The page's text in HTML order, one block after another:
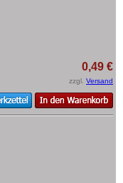
0,49 €
zzgl. Versand